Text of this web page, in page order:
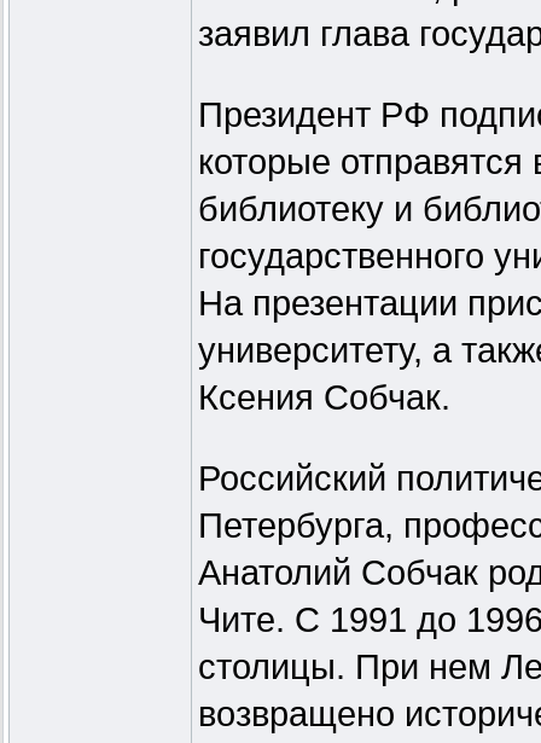
заявил глава
Президент РФ
которые
библиотеку и
государственного
На презентации
университету, а
Ксения Собчак.
Российский
Петербурга,
Анатолий Собчак
Чите. С 1991 до
столицы. При нем
возвращено